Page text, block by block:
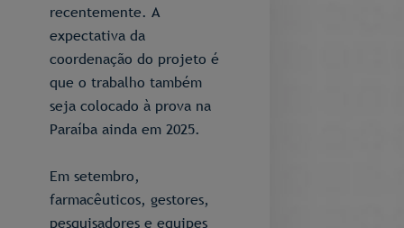
recentemente. A
expectativa da
coordenação do projeto é
que o trabalho também
seja colocado à prova na
Paraíba ainda em 2025.
Em setembro,
farmacêuticos, gestores,
pesquisadores e equipes